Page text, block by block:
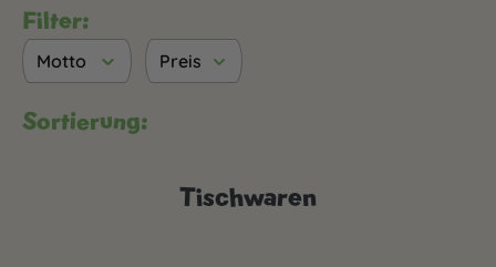
Filter:
Motto Preis
Sortierung:
Tischwaren